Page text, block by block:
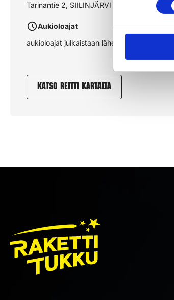
Tarinantie 2, SIILINJÄRVI
Aukioloajat
aukioloajat julkaistaan lähempänä sesonkia
Katso reitti kartalta